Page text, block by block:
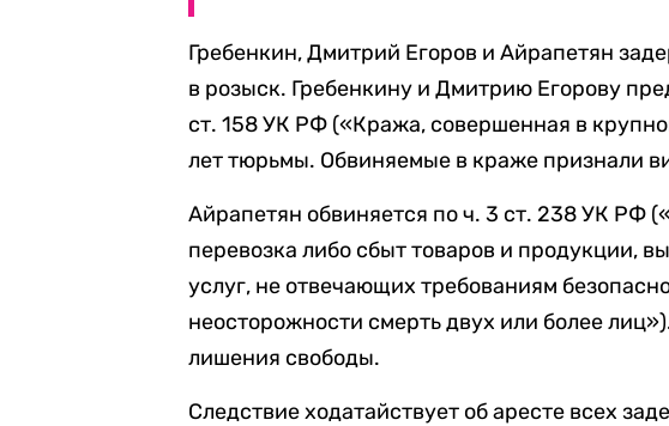
Гребенкин, Дмитрий Егоров и Айрапетян
в розыск. Гребенкину и Дмитрию Егорову
ст. 158 УК РФ («Кража, совершенная в
лет тюрьмы. Обвиняемые в краже признали
Айрапетян обвиняется по ч. 3 ст. 238 УК РФ
перевозка либо сбыт товаров и продукции,
услуг, не отвечающих требованиям
неосторожности смерть двух или более
лишения свободы.
Следствие ходатайствует об аресте всех